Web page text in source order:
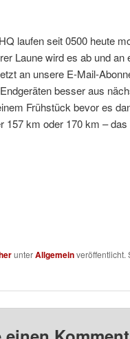
laufen seit 0500 heute
Laune wird es ab und an
an unsere E-Mail-
besser aus
Frühstück bevor es
157 km oder 170 km –
unterAllgemeinveröffentlicht.